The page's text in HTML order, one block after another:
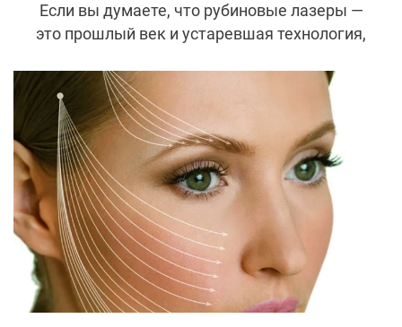
Если вы думаете, что рубиновые лазеры —
это прошлый век и устаревшая технология,
кардинально изменить ваше мнение.
Инновационная разработка обещает
быстро и бесследно избавить от
пигментных пятен, татуировок и следов от
перманентного макияжа, но можно ли
доверять таким смелым заявлениям?